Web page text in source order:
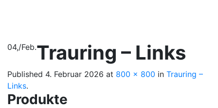
04,/Feb.Trauring – Links
Published 4. Februar 2026 at 800 × 800 in Trauring –
Links.
Produkte